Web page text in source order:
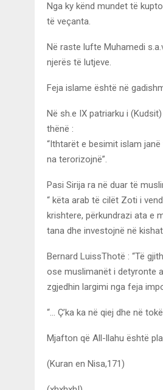
Nga ky kënd mundet të
të veçanta.
Në raste lufte Muhamedi
njerës të lutjeve.
Feja islame është në
Në sh.e IX patriarku i
thënë :
“Ithtarët e besimit islam
na terorizojnë”.
Pasi Sirija ra në duar të
“ këta arab të cilët Zoti i
krishtere, përkundrazi ata e
tana dhe investojnë në
Bernard LuissThotë : “Të
ose muslimanët i detyronte
zgjedhin largimi nga feja
“… Ç’ka ka në qiej dhe në
Mjafton që All-llahu është
(Kuran en Nisa,171)